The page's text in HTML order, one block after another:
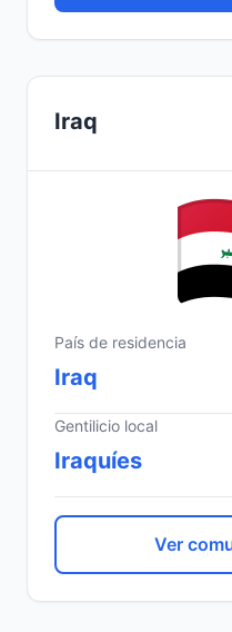
Iraq
País de residencia
Iraq
Gentilicio local
Iraquíes
Ver